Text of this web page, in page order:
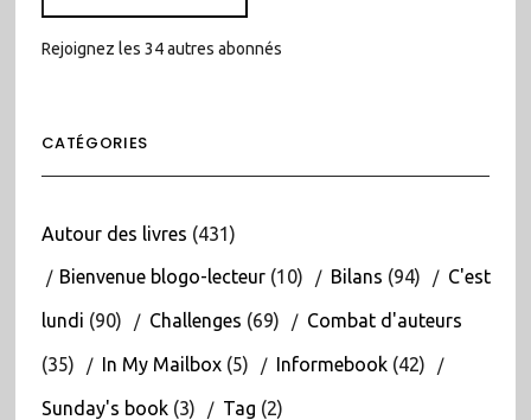
Rejoignez les 34 autres abonnés
CATÉGORIES
Autour des livres (431)
Bienvenue blogo-lecteur(10) Bilans (94) C'est
lundi (90) Challenges (69) Combat d'auteurs
(35) In My Mailbox(5) Informebook(42)
Sunday's book(3) Tag (2)